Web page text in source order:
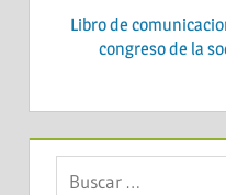
Libro de
congreso de la